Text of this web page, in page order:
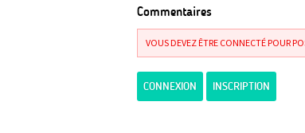
Commentaires
VOUS DEVEZ ÊTRE CONNECTÉ POUR
CONNEXION INSCRIPTION